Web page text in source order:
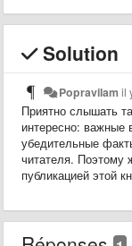
Solution
Popravilam il
Приятно слышать
интересно: важные
убедительные
читателя.
публикацией этой